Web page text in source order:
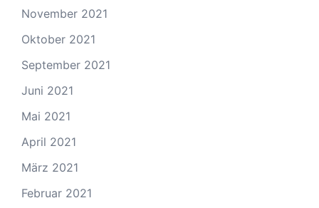
November 2021
Oktober 2021
September 2021
Juni 2021
Mai 2021
April 2021
März 2021
Februar 2021